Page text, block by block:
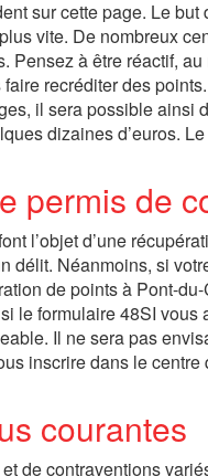
sur cette page. Le
vite. De nombreux
à être réactif,
recréditer des
il sera possible ainsi
dizaines d’euros.
permis de
l’objet d’une
délit. Néanmoins, si
de points à Pont-
le formulaire 48SI vous
Il ne sera pas
inscrire dans le
courantes
de contraventions